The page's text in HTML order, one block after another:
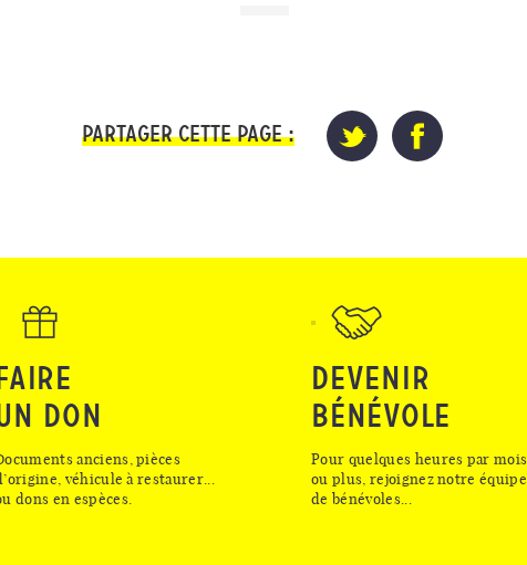
Partager cette page :
DON
anciens, pièces
véhicule à restaurer...
dons en espèces.
DEVENIR
BÉNÉVOLE
Pour quelques heures par mois
ou plus, rejoignez notre équipe
de bénévoles...